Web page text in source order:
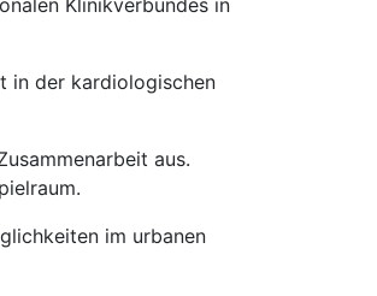
Klinikverbundes in
in der kardiologischen
aus.
im urbanen